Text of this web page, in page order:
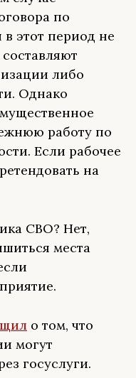
по
этот период не
либо
Однако
работу по
Если рабочее
на
СВО? Нет,
места
о том, что
могут
госуслуги.